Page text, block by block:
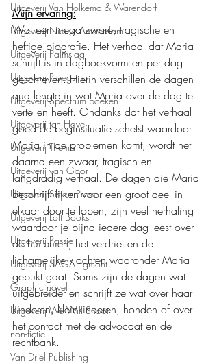
Uitgeverij Van Holkema & Warendorf
Uitgeverij Nieuw Amsterdam
Uitgeverij Palmslag
Uitgeverij Ploegsma
Uitgeverij Spectrum boeken
Uitgeverij ten Have
Uitgeverij Thema
Uitgeverij van Goor
Uitgeverij Sisters Press
Uitgeverij Loft Books
Uitgeverij Passie
Uitgeverij SAGA Egmont
Graphic novel
Uitgeverij We Will Shoot
non-fictie
Van Driel Publishing
Mijn ervaring:
Wat een mega zware, tragische en
heftige biografie. Het verhaal dat Maria
schrijft is in dagboekvorm en per dag
geschreven. Hierin verschillen de dagen
qua lengte in wat Maria over de dag te
vertellen heeft. Ondanks dat het verhaal
goed de beginsituatie schetst waardoor
Maria in de problemen komt, wordt het
daarna een zwaar, tragisch en
langdradig verhaal. De dagen die Maria
beschrijft lijken voor een groot deel in
elkaar door te lopen, zijn veel herhaling
waardoor je bijna iedere dag leest over
de huilbuien, het verdriet en de
lichamelijke klachten waaronder Maria
gebukt gaat. Soms zijn de dagen wat
uitgebreider en schrijft ze wat over haar
kinderen, kleinkinderen, honden of over
het contact met de advocaat en de
rechtbank.